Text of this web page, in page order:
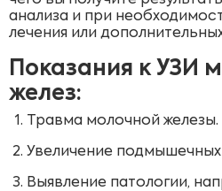
анализа и при
лечения или
Показания к УЗИ
желез:
Травма молочной железы.
Увеличение
Выявление патологии,